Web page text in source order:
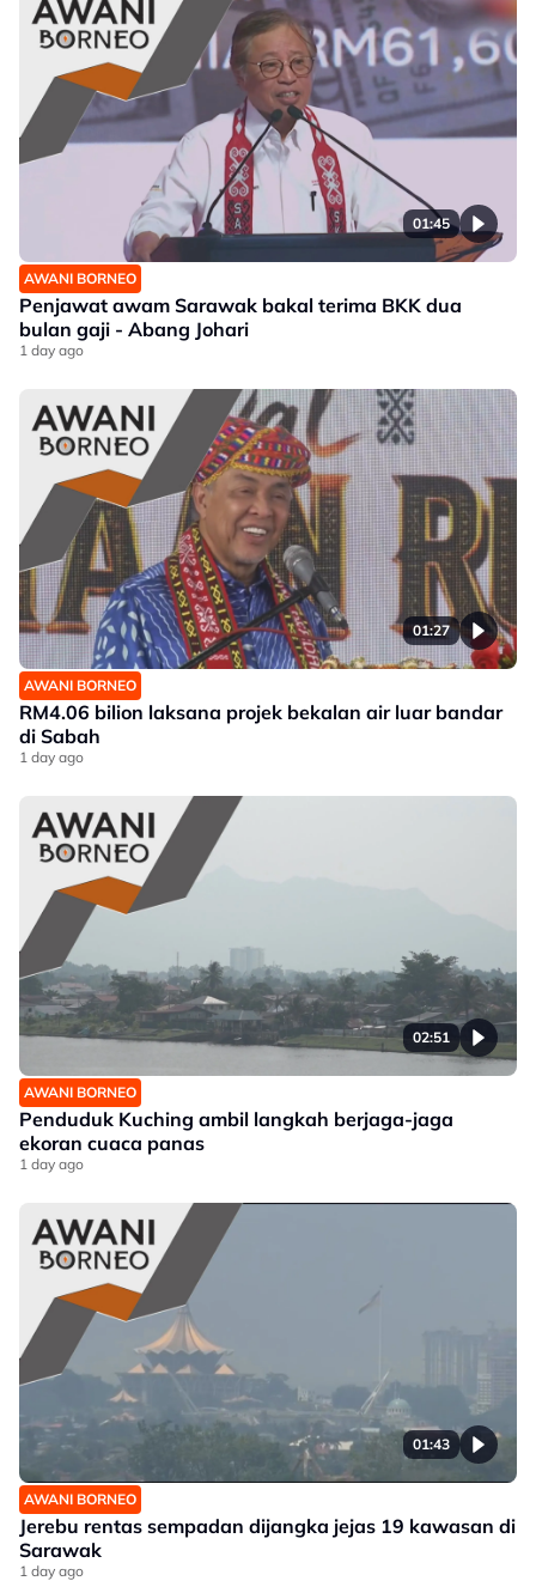
01:45
AWANI BORNEO
Penjawat awam Sarawak bakal terima BKK dua
bulan gaji - Abang Johari
1 day ago
01:27
AWANI BORNEO
RM4.06 bilion laksana projek bekalan air luar bandar
di Sabah
1 day ago
02:51
AWANI BORNEO
Penduduk Kuching ambil langkah berjaga-jaga
ekoran cuaca panas
1 day ago
01:43
AWANI BORNEO
Jerebu rentas sempadan dijangka jejas 19 kawasan di
Sarawak
1 day ago